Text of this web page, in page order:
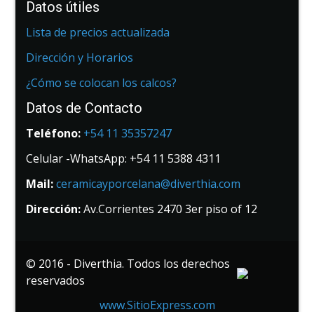
Datos útiles
Lista de precios actualizada
Dirección y Horarios
¿Cómo se colocan los calcos?
Datos de Contacto
Teléfono: +54 11 35357247
Celular -WhatsApp: +54 11 5388 4311
Mail:ceramicayporcelana@diverthia.com
Dirección:Av.Corrientes 2470 3er piso of 12
© 2016 - Diverthia. Todos los derechos
reservados
www.SitioExpress.com